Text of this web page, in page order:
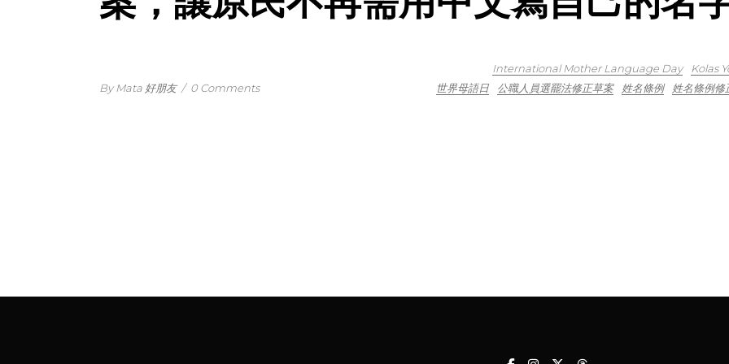
By Mata 好朋友 / 0 Comments
International Mother Language Day
Kolas
世界母語日
公職人員選罷法修正草案 姓名條例
姓名條例修